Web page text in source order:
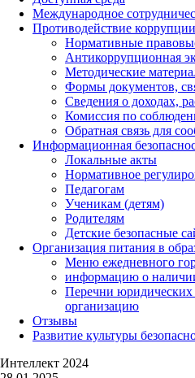
Международное
Противодействие коррупции
Нормативные
Антикоррупционная
Методические
Формы документов,
Сведения о доходах,
Комиссия по
Обратная связь для
Информационная
Локальные акты
Нормативное
Педагогам
Ученикам (детям)
Родителям
Детские безопасные
Организация питания в
Меню ежедневного
информацию о
Перечни юридических
организацию
Отзывы
Развитие культуры
Интеллект 2024